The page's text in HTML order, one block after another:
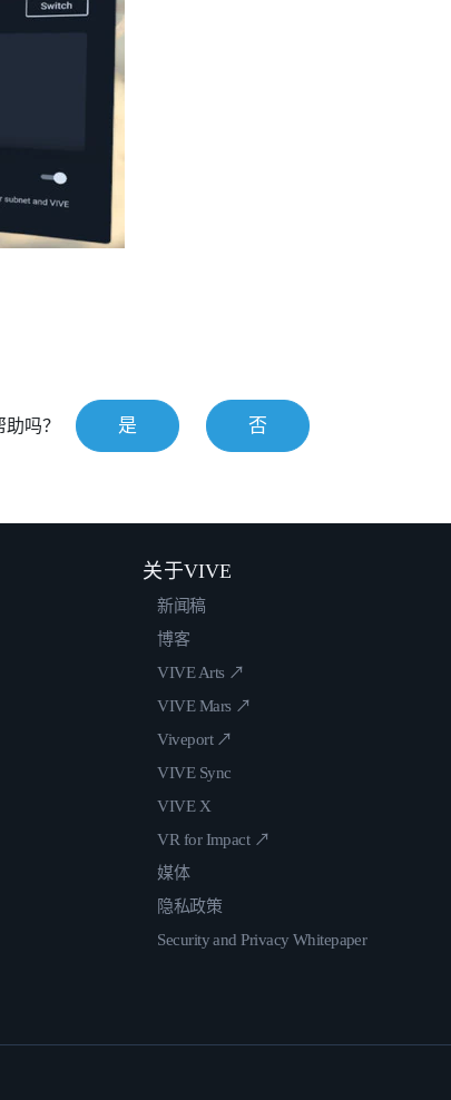
吗？ 是 否
关于VIVE
新闻稿
博客
VIVE Arts ↗
VIVE Mars ↗
Viveport ↗
VIVE Sync
VIVE X
VR for Impact ↗
媒体
隐私政策
Security and Privacy Whitepaper